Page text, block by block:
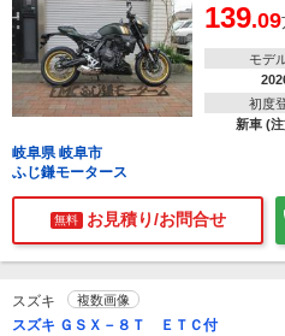
139.09
モデ
初度
新車 (
岐阜県 岐阜市
ふじ鎌モータース
無料 お見積り/お問合せ
スズキ 複数画像
スズキ ＧＳＸ－８Ｔ ＥＴＣ付